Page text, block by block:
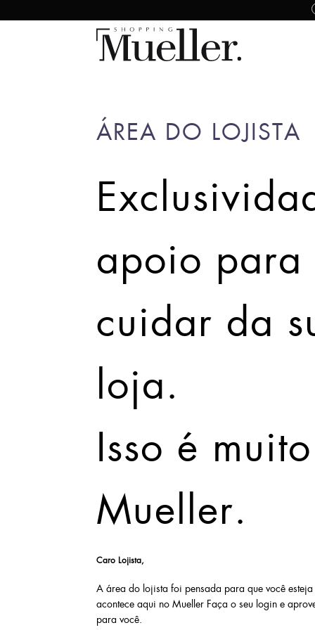
ÁREA DO LOJISTA
apoio para
cuidar da
loja.
Isso é muito
Mueller.
Caro Lojista,
A área do lojista foi pensada para que você
acontece aqui no Mueller Faça o seu login e
para você.